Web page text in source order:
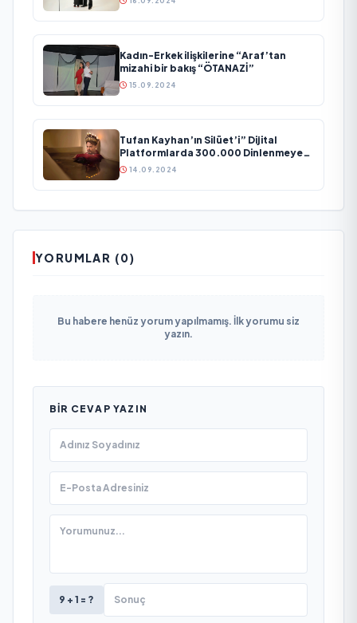
Kadın-Erkek ilişkilerine “Araf’tan
mizahi bir bakış “ÖTANAZİ”
15.09.2024
Tufan Kayhan’ın Silüet’i” Dijital
Platformlarda 300.000 Dinlenmeye
Ulaştı
14.09.2024
YORUMLAR (0)
Bu habere henüz yorum yapılmamış. İlk yorumu siz
yazın.
BIR CEVAP YAZIN
9 + 1 = ?